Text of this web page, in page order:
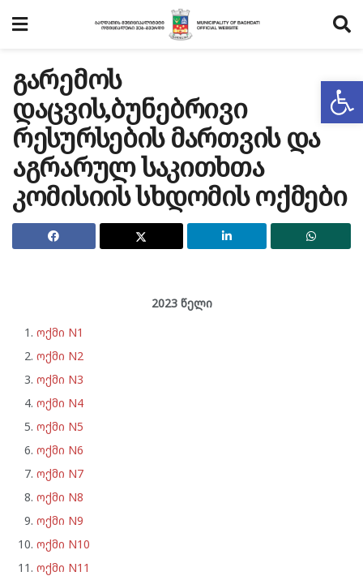
გარემოს
დაცვის,ბუნებრივი
რესურსების მართვის და
აგრარულ საკითხთა
კომისიის სხდომის ოქმები
2023 წელი
ოქმი N1
ოქმი N2
ოქმი N3
ოქმი N4
ოქმი N5
ოქმი N6
ოქმი N7
ოქმი N8
ოქმი N9
ოქმი N10
ოქმი N11